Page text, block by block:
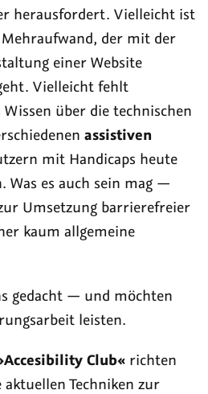
herausfordert. Vielleicht ist
der mit der
einer Website
Vielleicht fehlt
über die technischen
assistiven
mit Handicaps heute
Was es auch sein mag —
Umsetzung barrierefreier
kaum allgemeine
gedacht — und möchten
leisten.
Club« richten
Techniken zur